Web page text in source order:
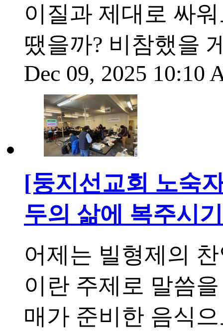
이질과 제대로 싸
땠을까? 비참했을
Dec 09, 2025 10:10
[둥지선교회 노숙
두의 삶에 복주시
어제는 빌형제의
이란 주제로 말씀
매가 준비한 음식